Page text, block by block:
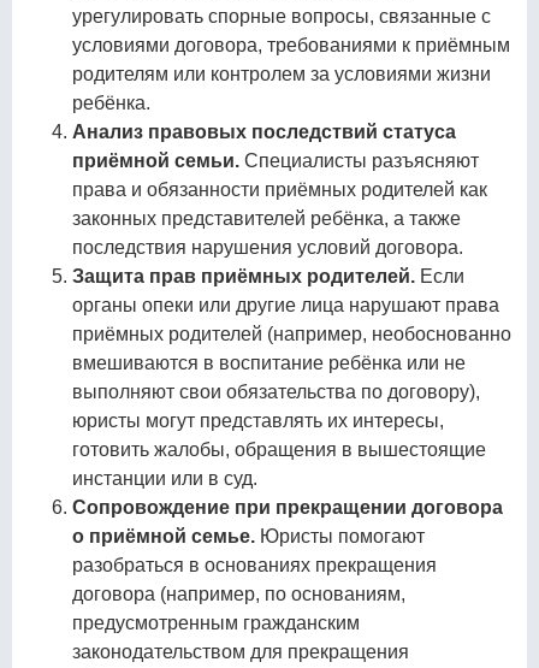
урегулировать спорные вопросы, связанные с
условиями договора, требованиями к приёмным
родителям или контролем за условиями жизни
ребёнка.
Анализ правовых последствий статуса
приёмной семьи. Специалисты разъясняют
права и обязанности приёмных родителей как
законных представителей ребёнка, а также
последствия нарушения условий договора.
Защита прав приёмных родителей. Если
органы опеки или другие лица нарушают права
приёмных родителей (например, необоснованно
вмешиваются в воспитание ребёнка или не
выполняют свои обязательства по договору),
юристы могут представлять их интересы,
готовить жалобы, обращения в вышестоящие
инстанции или в суд.
Сопровождение при прекращении договора
о приёмной семье. Юристы помогают
разобраться в основаниях прекращения
договора (например, по основаниям,
предусмотренным гражданским
законодательством для прекращения